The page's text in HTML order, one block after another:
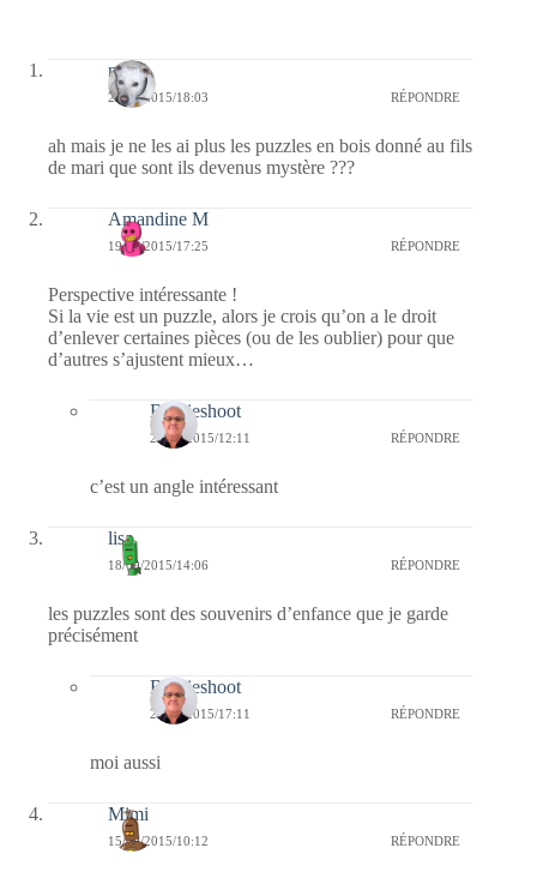
nays
20/09/2015/18:03 RÉPONDRE
ah mais je ne les ai plus les puzzles en bois donné au fils
de mari que sont ils devenus mystère ???
Amandine M
19/09/2015/17:25 RÉPONDRE
Perspective intéressante !
Si la vie est un puzzle, alors je crois qu’on a le droit
d’enlever certaines pièces (ou de les oublier) pour que
d’autres s’ajustent mieux…
Bernieshoot
20/09/2015/12:11 RÉPONDRE
c’est un angle intéressant
lisa
18/09/2015/14:06 RÉPONDRE
les puzzles sont des souvenirs d’enfance que je garde
précisément
Bernieshoot
20/09/2015/17:11 RÉPONDRE
moi aussi
Mimi
15/09/2015/10:12 RÉPONDRE